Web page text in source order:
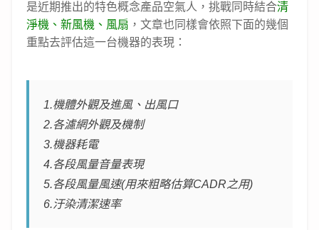
是近期推出的特色概念產品空氣人，挑戰同時結合清
淨機、新風機、風扇 ，文章也同樣會依照下面的幾個
重點去評估這一台機器的表現：
1.機體外觀及進風、出風口
2.各濾網外觀及機制
3.機器耗電
4.各段風量音量表現
5.各段風量風速(用來粗略估算CADR之用)
6.汙染清潔速率